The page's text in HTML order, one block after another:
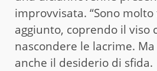
improvvisata. “Sono molto
aggiunto, coprendo il viso
nascondere le lacrime. Ma
anche il desiderio di sfida.